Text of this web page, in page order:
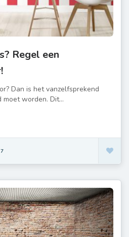
Regel een
Dan is het vanzelfsprekend
worden. Dit...